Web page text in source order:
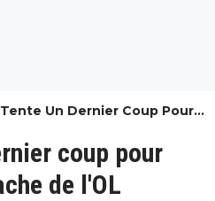
Un Dernier Coup Pour
Boudache De L'OL
coup pour
de l'OL